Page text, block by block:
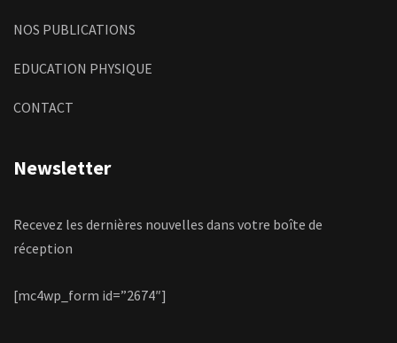
NOS PUBLICATIONS
EDUCATION PHYSIQUE
CONTACT
Newsletter
Recevez les dernières nouvelles dans votre boîte de
réception
[mc4wp_form id=”2674″]